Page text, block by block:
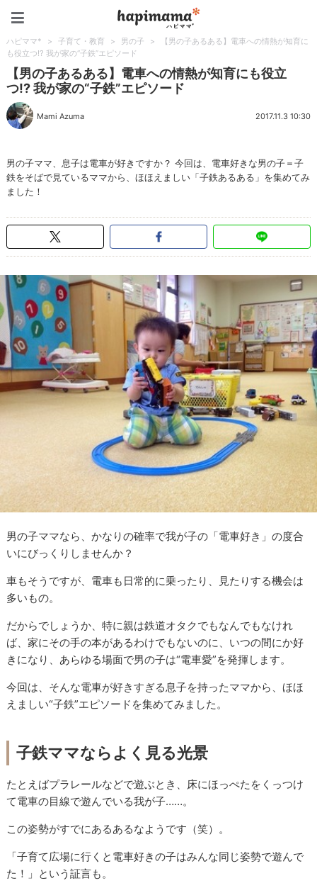
ハピママ* > 子育て・教育 > 男の子 >
【男の子あるある】電車への情熱が知育に
も役立つ!? 我が家の“子鉄”エピソード
【男の子あるある】電車への情熱が知育にも役立
つ!? 我が家の“子鉄”エピソード
Mami Azuma 2017.11.3 10:30
男の子ママ、息子は電車が好きですか？ 今回は、電車好きな男の子＝子
鉄をそばで見ているママから、ほほえましい「子鉄あるある」を集めてみ
ました！
男の子ママなら、かなりの確率で我が子の「電車好き」の度合
いにびっくりしませんか？
車もそうですが、電車も日常的に乗ったり、見たりする機会は
多いもの。
だからでしょうか、特に親は鉄道オタクでもなんでもなけれ
ば、家にその手の本があるわけでもないのに、いつの間にか好
きになり、あらゆる場面で男の子は“電車愛”を発揮します。
今回は、そんな電車が好きすぎる息子を持ったママから、ほほ
えましい“子鉄”エピソードを集めてみました。
子鉄ママならよく見る光景
たとえばプラレールなどで遊ぶとき、床にほっぺたをくっつけ
て電車の目線で遊んでいる我が子……。
この姿勢がすでにあるあるなようです（笑）。
「子育て広場に行くと電車好きの子はみんな同じ姿勢で遊んで
た！」という証言も。